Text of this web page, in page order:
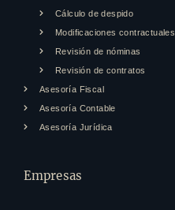
Cálculo de despido
Modificaciones contractuales
Revisión de nóminas
Revisión de contratos
Asesoría Fiscal
Asesoría Contable
Asesoría Jurídica
Empresas